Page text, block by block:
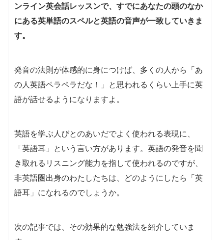
ンライン英会話レッスンで、すでにあなたの頭のなか
にある英単語のスペルと英語の音声が一致していきま
す。
発音の法則が体感的に身につけば、多くの人から「あ
の人英語ペラペラだな！」と思われるくらい上手に英
語が話せるようになりますよ。
英語を学ぶ人びとのあいだでよく使われる表現に、
「英語耳」という言い方があります。英語の発音を聞
き取れるリスニング能力を指して使われるのですが、
非英語圏出身のわたしたちは、どのようにしたら「英
語耳」になれるのでしょうか。
次の記事では、その効果的な勉強法を紹介していま